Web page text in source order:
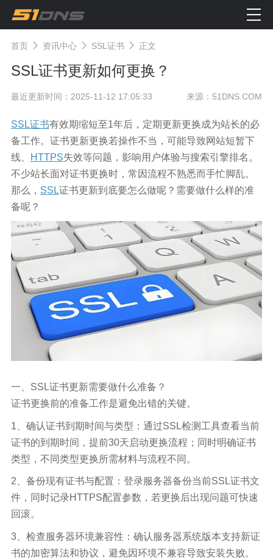
首页 资讯中心 SSL证书 正文
SSL证书更新如何更换？
最近更新时间：2025-11-12 17:05:33 来源：51DNS.COM
SSL证书有效期缩短至1年后，定期更新更换成为站长的必
备工作。证书更新更换若操作不当，可能导致网站短暂下
线、
HTTPS失效等问题，影响用户体验与搜索引擎排名。
不少站长面对证书更换时，常因流程不熟悉而手忙脚乱。
那么， SSL证书更新到底要怎么做呢？需要做什么样的准
备呢？
一、SSL证书更新需要做什么准备？
证书更换前的准备工作是避免出错的关键。
1、确认证书到期时间与类型：通过SSL检测工具查看当前
证书的到期时间，提前30天启动更换流程；同时明确证书
类型，不同类型更换所需材料与流程不同。
2、备份现有证书与配置：登录服务器备份当前SSL证书文
件，同时记录HTTPS配置参数，若更换后出现问题可快速
回滚。
3、检查服务器环境兼容性：确认服务器系统版本支持新证
书的加密算法和协议，避免因环境不兼容导致安装失败。